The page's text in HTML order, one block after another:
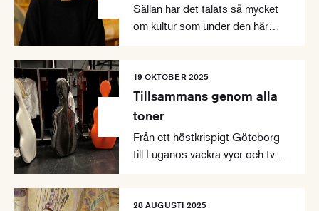
Sällan har det talats så mycket
om kultur som under den här
men att den väckt debatt och
satt kultur i fokus är tydligt,
konstaterar vår vd Anna-Karin
19 OKTOBER 2025
Tillsammans genom alla
toner
Från ett höstkrispigt Göteborg
till Luganos vackra vyer och två
28 AUGUSTI 2025